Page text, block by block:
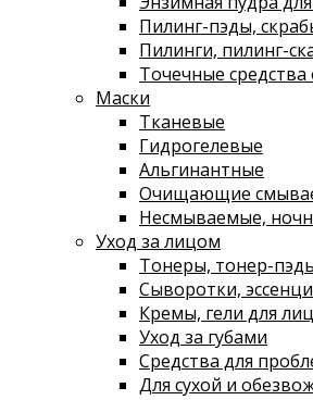
Пилинг-пэды,
Пилинги, пилинг-
Точечные
Маски
Тканевые
Гидрогелевые
Альгинантные
Очищающие
Несмываемые,
Уход за лицом
Тонеры, тонер-
Сыворотки,
Кремы, гели для
Уход за губами
Средства для
Для сухой и